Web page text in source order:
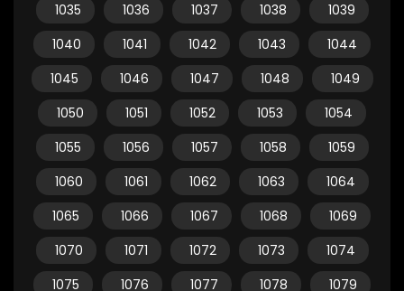
1035
1036 1037 1038
1039
1040
1041 1042 1043
1044
1045
1046 1047 1048
1049
1050
1051 1052 1053
1054
1055
1056 1057 1058
1059
1060
1061 1062 1063
1064
1065
1066 1067 1068
1069
1070
1071 1072 1073
1074
1075
1076 1077 1078
1079